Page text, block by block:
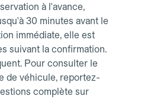
à l'avance,
30 minutes avant le
immédiate, elle est
suivant la confirmation.
Pour consulter le
de véhicule, reportez-
complète sur